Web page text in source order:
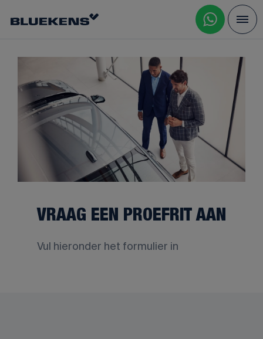
VRAAG EEN PROEFRIT AAN
Vul hieronder het formulier in